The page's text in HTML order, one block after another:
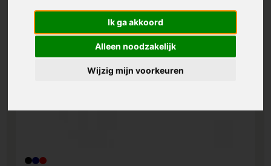
Ik ga akkoord
Alleen noodzakelijk
Wijzig mijn voorkeuren